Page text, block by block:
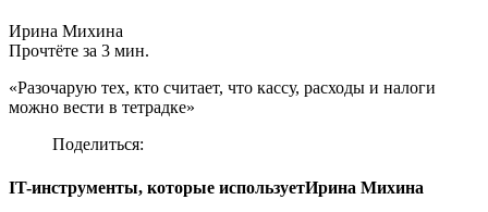
Ирина Михина
Прочтёте за 3 мин.
«Разочарую тех, кто считает, что кассу, расходы и налоги
можно вести в тетрадке»
Поделиться:
IT-инструменты, которые используетИрина Михина